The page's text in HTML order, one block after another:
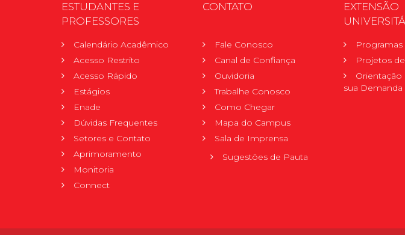
ESTUDANTES E
PROFESSORES
Calendário Acadêmico
Acesso Restrito
Acesso Rápido
Estágios
Enade
Dúvidas Frequentes
Setores e Contato
Aprimoramento
Monitoria
Connect
CONTATO
Fale Conosco
Canal de Confiança
Ouvidoria
Trabalhe Conosco
Como Chegar
Mapa do Campus
Sala de Imprensa
Sugestões de Pauta
EXTENSÃO
Projetos
Orientação
sua Demanda